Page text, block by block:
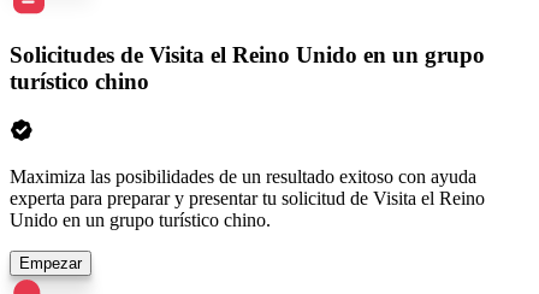
Solicitudes de Visita el Reino Unido en un grupo
turístico chino
Maximiza las posibilidades de un resultado exitoso con ayuda
experta para preparar y presentar tu solicitud de Visita el Reino
Unido en un grupo turístico chino.
Empezar